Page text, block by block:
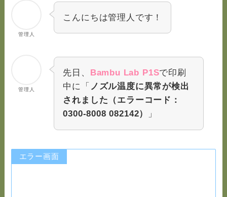
管理人
こんにちは管理人です！
管理人
先日、 Bambu Lab P1Sで印刷
中に「 ノズル温度に異常が検出
されました（エラーコード：
0300-8008 082142）
」
エラー画面